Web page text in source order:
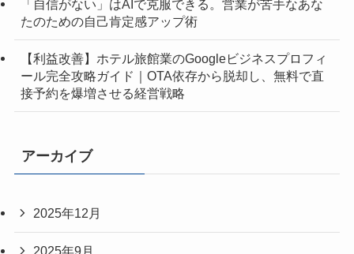
「自信がない」はAIで克服できる。営業が苦手なあな
たのための自己肯定感アップ術
【利益改善】ホテル旅館業のGoogleビジネスプロフィ
ール完全攻略ガイド｜OTA依存から脱却し、無料で直
接予約を爆増させる経営戦略
アーカイブ
2025年12月
2025年9月